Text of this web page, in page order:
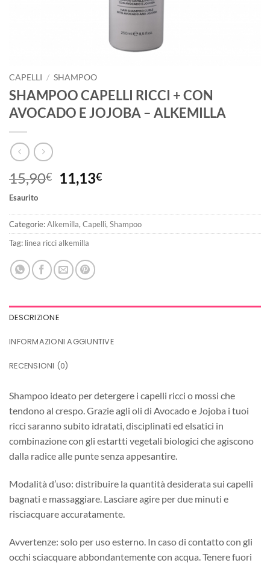
CAPELLI / SHAMPOO
SHAMPOO CAPELLI RICCI + CON
AVOCADO E JOJOBA – ALKEMILLA
15,90€
Il
prezzo
era:
15,90€.
11,13€Il
è:
11,13€.
Esaurito
Categorie:Alkemilla, Capelli, Shampoo
Tag: linea ricci alkemilla
DESCRIZIONE
INFORMAZIONI AGGIUNTIVE
RECENSIONI (0)
Shampoo ideato per detergere i capelli ricci o mossi che
tendono al crespo. Grazie agli oli di Avocado e Jojoba i tuoi
ricci saranno subito idratati, disciplinati ed elsatici in
combinazione con gli estartti vegetali biologici che agiscono
dalla radice alle punte senza appesantire.
Modalità d’uso: distribuire la quantità desiderata sui capelli
bagnati e massaggiare. Lasciare agire per due minuti e
risciacquare accuratamente.
Avvertenze: solo per uso esterno. In caso di contatto con gli
occhi sciacquare abbondantemente con acqua. Tenere fuori